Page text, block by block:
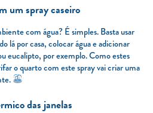
umspraycaseiro
com água? É simples. Basta usar
lá por casa, colocar água e adicionar
eucalipto, por exemplo. Como estes
o quarto com estesprayvai criar uma
das janelas